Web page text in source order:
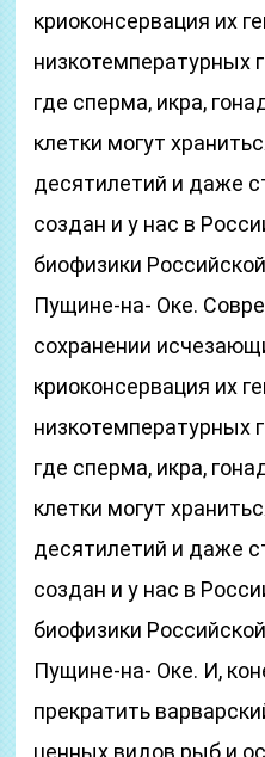
криоконсервация их
низкотемпературных
где сперма, икра,
клетки могут
десятилетий и даже
создан и у нас в
биофизики
Пущине-на- Оке.
сохранении
криоконсервация их
низкотемпературных
где сперма, икра,
клетки могут
десятилетий и даже
создан и у нас в
биофизики
Пущине-на- Оке. И,
прекратить
ценных видов рыб и